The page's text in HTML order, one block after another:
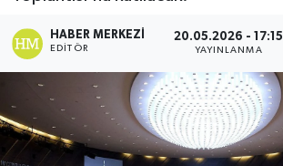
HABER MERKEZI
EDITÖR
20.05.2026 - 17:15
YAYINLANMA
ESENTEPE
GAZİMAĞUSA